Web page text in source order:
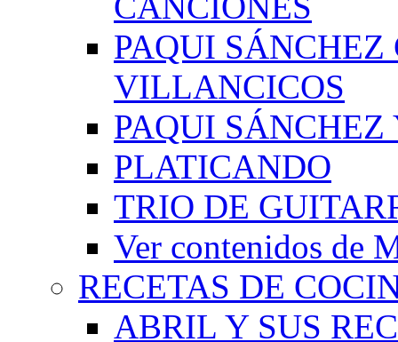
PAQUI
VILLANCICOS
PAQUI
PLATICANDO
TRIO DE
Ver contenidos de
RECETAS DE
ABRIL Y SUS